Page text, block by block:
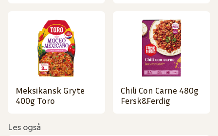
Meksikansk Gryte
400g Toro
Chili Con Carne 480g
Fersk&Ferdig
Les også